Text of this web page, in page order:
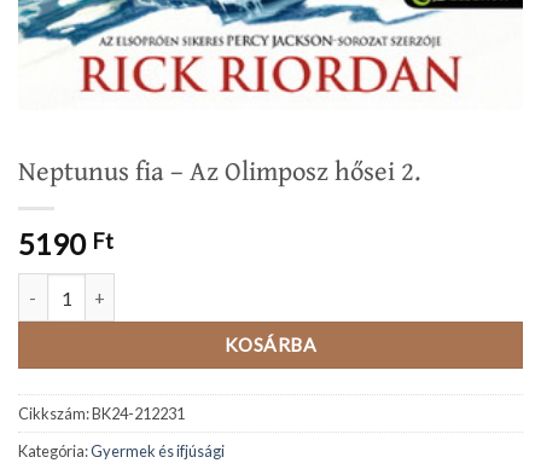
Neptunus fia – Az Olimposz hősei 2.
5190 Ft
KOSÁRBA
Cikkszám:BK24-212231
Kategória:Gyermek és ifjúsági